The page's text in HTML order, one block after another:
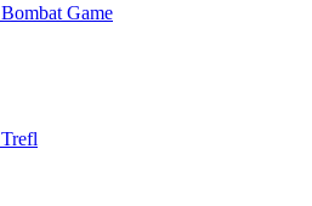
Bombat Game
Trefl